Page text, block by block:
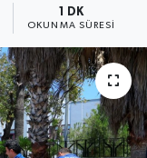
1 DK
OKUNMA SÜRESI